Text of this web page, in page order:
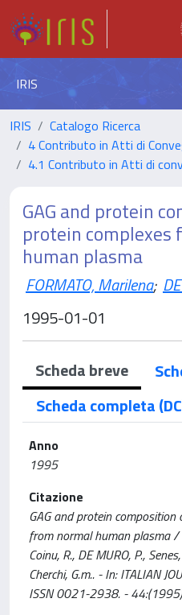
IRIS
IRIS
Catalogo Ricerca
4 Contributo in Atti di
4.1 Contributo in Atti di
GAG and protein
protein complexes
human plasma
FORMATO, Marilena;
1995-01-01
Scheda breve
Scheda completa
Anno
1995
Citazione
GAG and protein composition
from normal human plasma /
Coinu, R., DE MURO, P.,
Cherchi, G.m.. - In: ITALIAN
ISSN 0021-2938. -